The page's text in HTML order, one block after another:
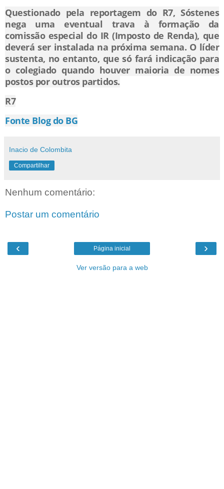
Questionado pela reportagem do R7, Sóstenes
nega uma eventual trava à formação da
comissão especial do IR (Imposto de Renda), que
deverá ser instalada na próxima semana. O líder
sustenta, no entanto, que só fará indicação para
o colegiado quando houver maioria de nomes
postos por outros partidos.
R7
Fonte Blog do BG
Inacio de Colombita
Compartilhar
Nenhum comentário:
Postar um comentário
‹ ›
Página inicial
Ver versão para a web